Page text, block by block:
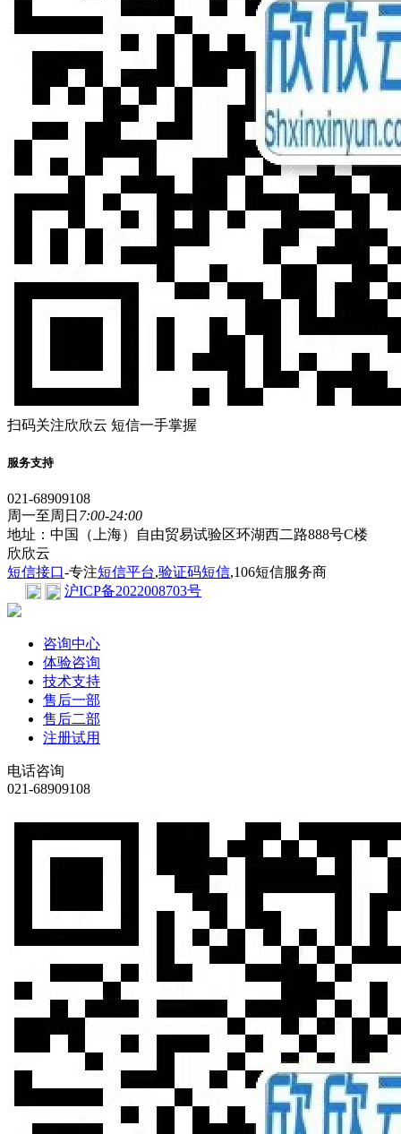
扫码关注欣欣云 短信一手掌握
服务支持
021-68909108
周一至周日 7:00-24:00
地址：中国（上海）自由贸易试验区环湖西二路888号C楼
欣欣云
短信接口-专注短信平台,验证码短信,106短信服务商
沪ICP备2022008703号
咨询中心
体验咨询
技术支持
售后一部
售后二部
注册试用
电话咨询
021-68909108